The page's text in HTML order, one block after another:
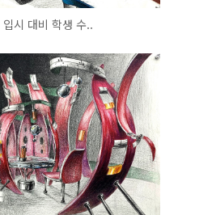
시 대비 학생 수..